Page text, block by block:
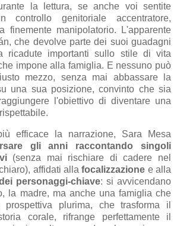
la lettura, se anche voi sentite
controllo genitoriale accentratore,
finemente manipolatorio. L'apparente
che devolve parte dei suoi guadagni
ricadute importanti sullo stile di vita
impone alla famiglia. E nessuno può
mezzo, senza mai abbassare la
una sua posizione, convinto che sia
l'obiettivo di diventare una
efficace la narrazione, Sara Mesa
gli anni raccontando singoli
(senza mai rischiare di cadere nel
affidati allafocalizzazione e alla
personaggi-chiave: si avvicendano
la madre, ma anche una famiglia che
plurima, che trasforma il
corale, rifrange perfettamente il